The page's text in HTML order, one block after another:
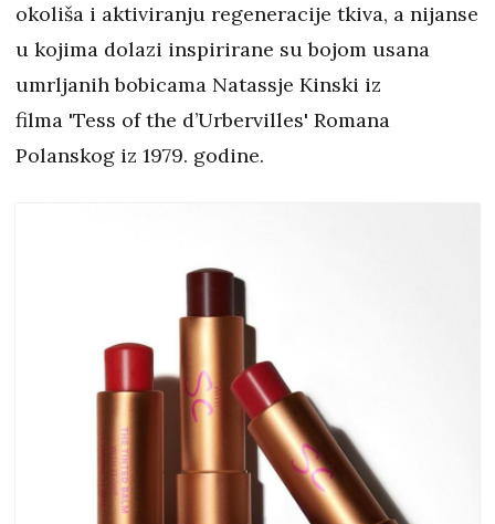
okoliša i aktiviranju regeneracije tkiva, a nijanse
u kojima dolazi inspirirane su bojom usana
umrljanih bobicama Natassje Kinski iz
filma 'Tess of the d’Urbervilles' Romana
Polanskog iz 1979. godine.